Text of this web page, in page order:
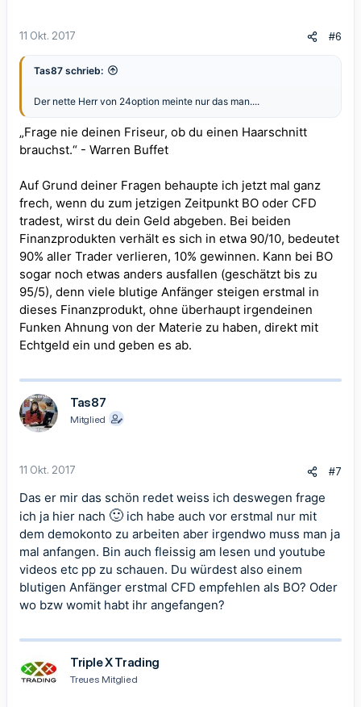
11 Okt. 2017 #6
Tas87 schrieb:
Der nette Herr von 24option meinte nur das man....
„Frage nie deinen Friseur, ob du einen Haarschnitt
brauchst.“ - Warren Buffet
Auf Grund deiner Fragen behaupte ich jetzt mal ganz
frech, wenn du zum jetzigen Zeitpunkt BO oder CFD
tradest, wirst du dein Geld abgeben. Bei beiden
Finanzprodukten verhält es sich in etwa 90/10, bedeutet
90% aller Trader verlieren, 10% gewinnen. Kann bei BO
sogar noch etwas anders ausfallen (geschätzt bis zu
95/5), denn viele blutige Anfänger steigen erstmal in
dieses Finanzprodukt, ohne überhaupt irgendeinen
Funken Ahnung von der Materie zu haben, direkt mit
Echtgeld ein und geben es ab.
Tas87
Mitglied
11 Okt. 2017 #7
Das er mir das schön redet weiss ich deswegen frage
ich ja hier nach 🙂 ich habe auch vor erstmal nur mit
dem demokonto zu arbeiten aber irgendwo muss man ja
mal anfangen. Bin auch fleissig am lesen und youtube
videos etc pp zu schauen. Du würdest also einem
blutigen Anfänger erstmal CFD empfehlen als BO? Oder
wo bzw womit habt ihr angefangen?
Triple X Trading
Treues Mitglied